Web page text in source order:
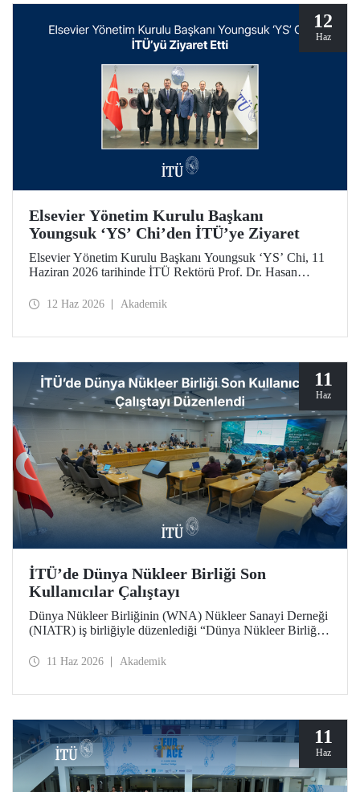
12
Haz
Elsevier Yönetim Kurulu Başkanı
Youngsuk ‘YS’ Chi’den İTÜ’ye Ziyaret
Elsevier Yönetim Kurulu Başkanı Youngsuk ‘YS’ Chi, 11
Haziran 2026 tarihinde İTÜ Rektörü Prof. Dr. Hasan
araştırma ekosistemlerinde yapay zekânın dönüştürücü
12 Haz 2026 Akademik
11
Haz
İTÜ’de Dünya Nükleer Birliği Son
Kullanıcılar Çalıştayı
Dünya Nükleer Birliğinin (WNA) Nükleer Sanayi Derneği
(NIATR) iş birliğiyle düzenlediği “Dünya Nükleer Birliği
11 Haz 2026 Akademik
11
Haz